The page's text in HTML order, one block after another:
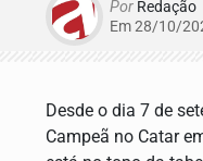
Por Redação
Em 28/10/
Desde o dia 7 de
Campeã no Catar